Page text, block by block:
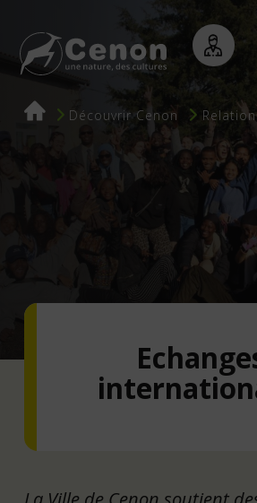
Fil
Découvrir Cenon